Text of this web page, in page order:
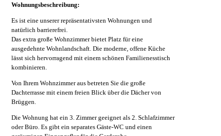
Wohnungsbeschreibung:
Es ist eine unserer repräsentativsten Wohnungen und
natürlich barrierefrei.
Das extra große Wohnzimmer bietet Platz für eine
ausgedehnte Wohnlandschaft. Die moderne, offene Küche
lässt sich hervorragend mit einem schönen Familienesstisch
kombinieren.
Von Ihrem Wohnzimmer aus betreten Sie die große
Dachterrasse mit einem freien Blick über die Dächer von
Brüggen.
Die Wohnung hat ein 3. Zimmer geeignet als 2. Schlafzimmer
oder Büro. Es gibt ein separates Gäste-WC und einen